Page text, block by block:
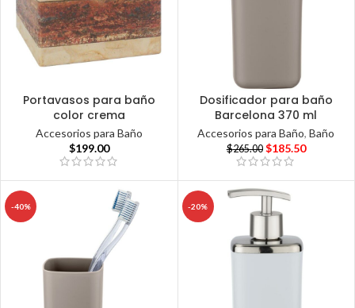
Portavasos para baño
color crema
Accesorios para Baño
$199.00
Dosificador para baño
Barcelona 370 ml
Accesorios para Baño,Baño
$265.00 $185.50
-40% -20%